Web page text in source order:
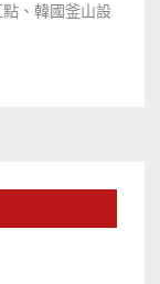
、韓國釜山設